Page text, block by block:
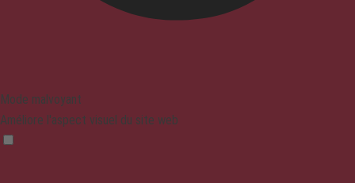
Mode malvoyant
Améliore l'aspect visuel du site web